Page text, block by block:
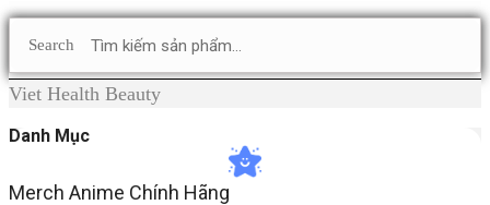
Search
Viet Health Beauty
Danh Mục
Merch Anime Chính Hãng​